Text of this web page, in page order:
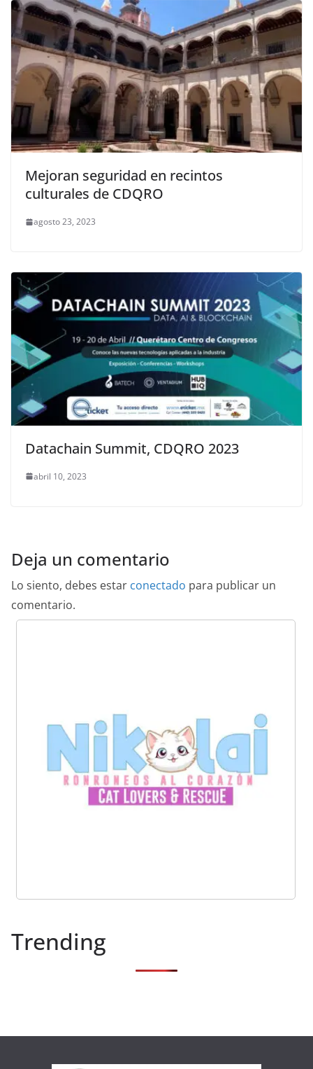
Mejoran seguridad en recintos
culturales de CDQRO
agosto 23, 2023
Datachain Summit, CDQRO 2023
abril 10, 2023
Deja un comentario
Lo siento, debes estar conectado para publicar un
comentario.
Trending